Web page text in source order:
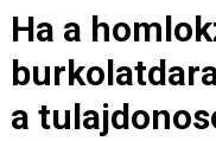
Ha a
a